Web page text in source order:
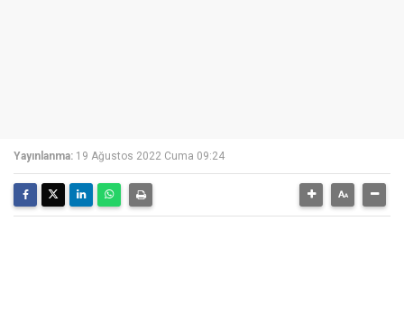
Yayınlanma: 19 Ağustos 2022 Cuma 09:24